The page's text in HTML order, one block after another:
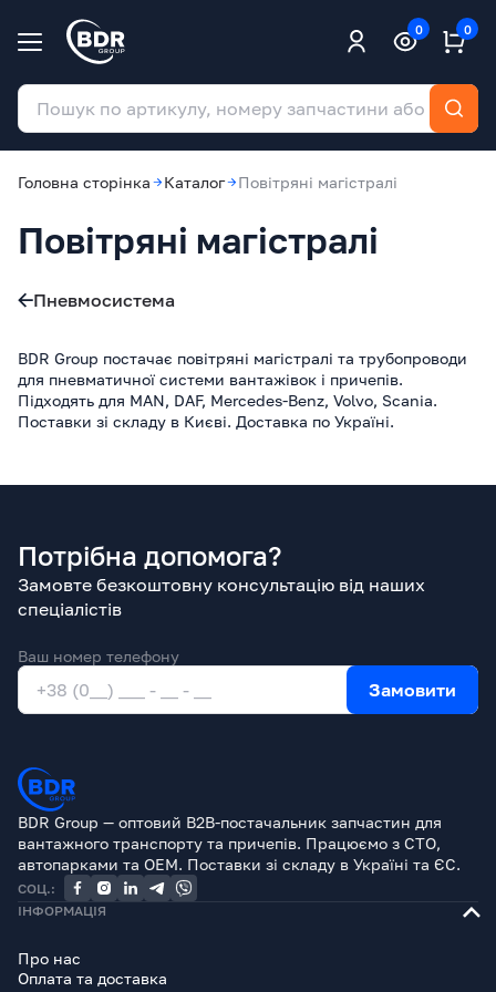
0 0
Головна сторінка Каталог Повітряні магістралі
Повітряні магістралі
Пневмосистема
BDR Group постачає повітряні магістралі та трубопроводи
для пневматичної системи вантажівок і причепів.
Підходять для MAN, DAF, Mercedes-Benz, Volvo, Scania.
Поставки зі складу в Києві. Доставка по Україні.
Потрібна допомога?
Замовте безкоштовну консультацію від наших
спеціалістів
Ваш номер телефону
Замовити
BDR Group — оптовий B2B-постачальник запчастин для
вантажного транспорту та причепів. Працюємо з СТО,
автопарками та OEM. Поставки зі складу в Україні та ЄС.
СОЦ.:
ІНФОРМАЦІЯ
Про нас
Оплата та доставка